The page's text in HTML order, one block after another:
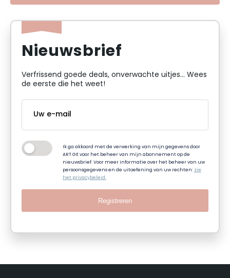
Nieuwsbrief
Verfrissend goede deals, onverwachte uitjes... Wees
de eerste die het weet!
Ik ga akkoord met de verwerking van mijn gegevens door
ART GE voor het beheer van mijn abonnement op de
nieuwsbrief. Voor meer informatie over het beheer van uw
persoonsgegevens en de uitoefening van uw rechten:zie
het privacybeleid.
Registreren